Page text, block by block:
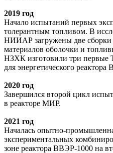
2019 год
Начало испытаний первых
толерантным топливом. В
НИИАР загружены две сборки
материалов оболочки и
НЗХК изготовили три первые
для энергетического
2020 год
Завершился второй цикл
в реакторе МИР.
2021 год
Началась опытно-
экспериментальных
зоне реактора ВВЭР-1000 на